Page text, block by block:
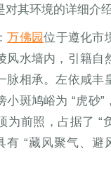
其环境的详细介绍
万佛园位于遵化市
风水墙内，引籍自
脉相承。左依咸丰
小斑鸠峪为 “虎砂
为前照，占据了 “
有 “藏风聚气、避